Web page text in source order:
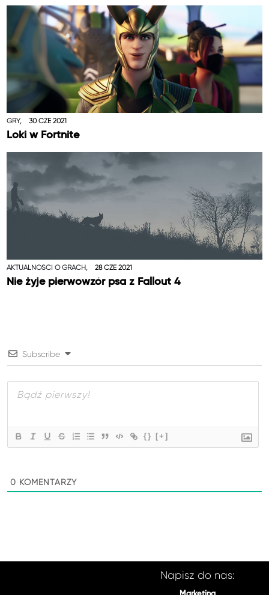
GRY, 30 CZE 2021
Loki w Fortnite
AKTUALNOŚCI O GRACH, 28 CZE 2021
Nie żyje pierwowzór psa z Fallout 4
Subscribe
{} [+]
0 KOMENTARZY
Napisz do nas: